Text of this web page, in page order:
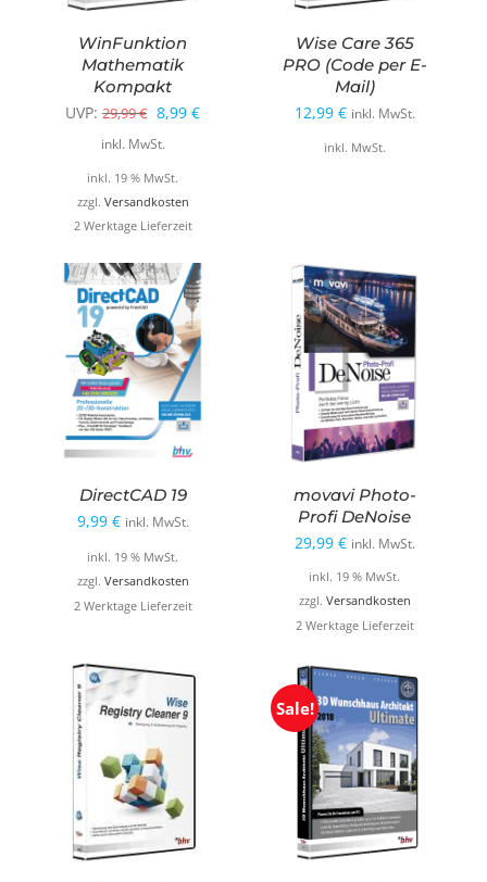
WinFunktion
Mathematik
Kompakt
UVP: 29,99€ Ursprünglicher
Preis
war:
29,99 €
8,99 €Aktueller
inkl. MwSt.
inkl. 19 % MwSt.
zzgl. Versandkosten
2 Werktage Lieferzeit
Wise Care 365
PRO (Code per E-
Mail)
12,99 € inkl. MwSt.
inkl. MwSt.
DirectCAD 19
9,99 € inkl. MwSt.
inkl. 19 % MwSt.
zzgl. Versandkosten
2 Werktage Lieferzeit
movavi Photo-
Profi DeNoise
29,99 € inkl. MwSt.
inkl. 19 % MwSt.
zzgl. Versandkosten
2 Werktage Lieferzeit
Sale!